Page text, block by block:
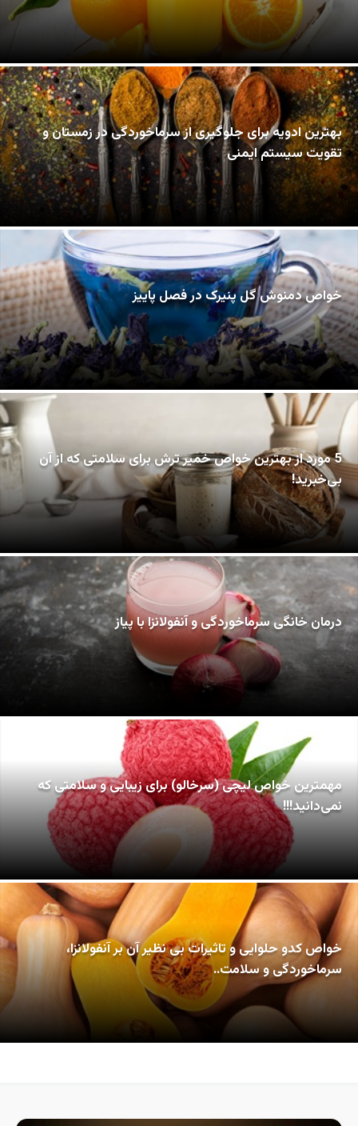
بهترین ادویه برای جلوگیری از سرماخوردگی در زمستان و
تقویت سیستم ایمنی
خواص دمنوش گل پنیرک در فصل پاییز
5 مورد از بهترین خواص خمیر ترش برای سلامتی که از آن
بی‌خبرید!
درمان خانگی سرماخوردگی و آنفولانزا با پیاز
مهمترین خواص لیچی (سرخالو) برای زیبایی و سلامتی که
نمی‌دانید!!!
خواص کدو حلوایی و تاثیرات بی نظیر آن بر آنفولانزا،
سرماخوردگی و سلامت..